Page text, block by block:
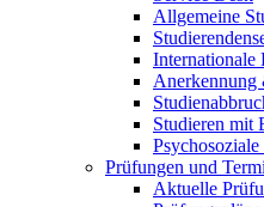
Allgemeine
Internationale
Anerkennung
Studieren mit
Prüfungen und
Aktuelle